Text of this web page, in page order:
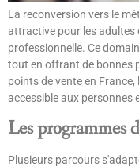
La reconversion vers le
attractive pour les adultes
professionnelle. Ce
tout en offrant de bonnes
points de vente en
accessible aux personnes
Les programmes
Plusieurs parcours